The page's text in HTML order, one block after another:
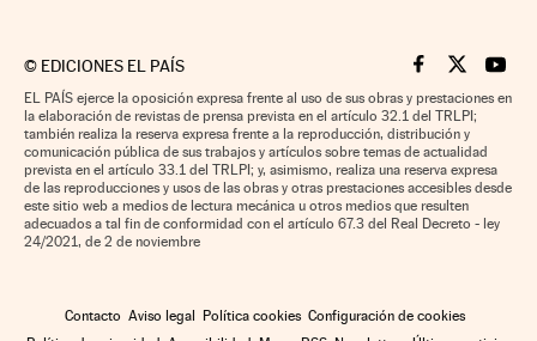
© EDICIONES EL PAÍS Cinco Días en
Cinco Días
Cinco
EL PAÍS ejerce la oposición expresa frente al uso de sus obras y prestaciones en
la elaboración de revistas de prensa prevista en el artículo 32.1 del TRLPI;
también realiza la reserva expresa frente a la reproducción, distribución y
comunicación pública de sus trabajos y artículos sobre temas de actualidad
prevista en el artículo 33.1 del TRLPI; y, asimismo, realiza una reserva expresa
de las reproducciones y usos de las obras y otras prestaciones accesibles desde
este sitio web a medios de lectura mecánica u otros medios que resulten
adecuados a tal fin de conformidad con el artículo 67.3 del Real Decreto - ley
24/2021, de 2 de noviembre
Contacto Aviso legal Política cookies Configuración de cookies